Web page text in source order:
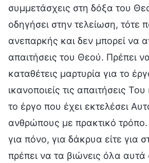
συμμετάσχεις στη δόξα του
οδηγήσει στην τελείωση, τότε
ανεπαρκής και δεν μπορεί να
απαιτήσεις του Θεού. Πρέπει
καταθέτεις μαρτυρία για το
ικανοποιείς τις απαιτήσεις
το έργο που έχει εκτελέσει
ανθρώπους με πρακτικό τρόπο.
για πόνο, για δάκρυα είτε για
πρέπει να τα βιώνεις όλα